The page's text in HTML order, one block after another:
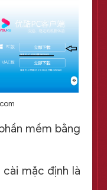
mềm bằng
mặc định là